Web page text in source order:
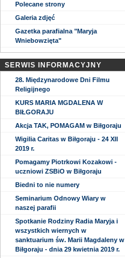
Polecane strony
Galeria zdjęć
Gazetka parafialna "Maryja
Wniebowzięta"
SERWIS INFORMACYJNY
28. Międzynarodowe Dni Filmu
Religijnego
KURS MARIA MGDALENA W
BIŁGORAJU
Akcja TAK, POMAGAM w Biłgoraju
Wigilia Caritas w Biłgoraju - 24 XII
2019 r.
Pomagamy Piotrkowi Kozakowi -
uczniowi ZSBiO w Biłgoraju
Biedni to nie numery
Seminarium Odnowy Wiary w
naszej parafii
Spotkanie Rodziny Radia Maryja i
wszystkich wiernych w
sanktuarium św. Marii Magdaleny w
Biłgoraju - dnia 29 kwietnia 2019 r.